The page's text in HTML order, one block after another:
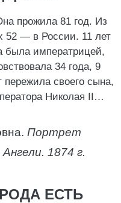
прожила 81 год. Из
52 — в России. 11 лет
была императрицей,
34 года, 9
пережила своего сына,
Николая II…
Портрет
1874 г.
ЕСТЬ